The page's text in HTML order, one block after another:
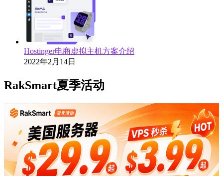
Hostinger电商虚拟主机方案介绍
2022年2月14日
RakSmart夏季活动